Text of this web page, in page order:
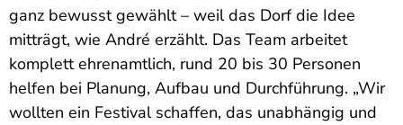
ganz bewusst gewählt – weil das Dorf die Idee
mitträgt, wie André erzählt. Das Team arbeitet
komplett ehrenamtlich, rund 20 bis 30 Personen
helfen bei Planung, Aufbau und Durchführung. „Wir
wollten ein Festival schaffen, das unabhängig und